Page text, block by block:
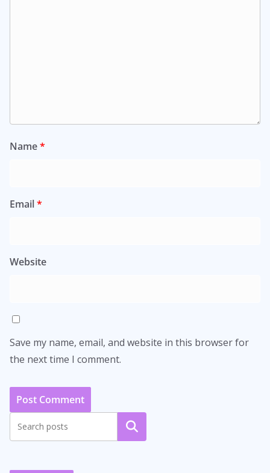
Name*
Email*
Website
Save my name, email, and website in this browser for
the next time I comment.
Search